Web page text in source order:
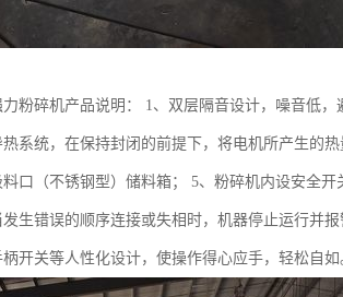
力粉碎机产品说明： 1、双层隔音设计，噪音低
热系统，在保持封闭的前提下，将电机所产生的
料口（不锈钢型）储料箱； 5、粉碎机内设安全
发生错误的顺序连接或失相时，机器停止运行并
柄开关等人性化设计，使操作得心应手，轻松自如